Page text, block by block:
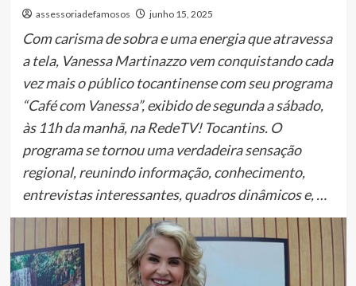
assessoriadefamosos junho 15, 2025
Com carisma de sobra e uma energia que atravessa
a tela, Vanessa Martinazzo vem conquistando cada
vez mais o público tocantinense com seu programa
“Café com Vanessa”, exibido de segunda a sábado,
às 11h da manhã, na RedeTV! Tocantins. O
programa se tornou uma verdadeira sensação
regional, reunindo informação, conhecimento,
entrevistas interessantes, quadros dinâmicos e, …